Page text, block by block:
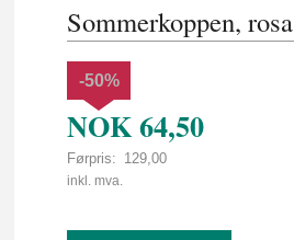
Sommerkoppen, rosa
NOK64,50
Førpris: 129,00
Rabatt
-50%
inkl. mva.